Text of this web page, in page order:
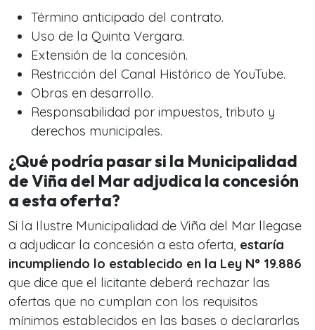
Término anticipado del contrato.
Uso de la Quinta Vergara.
Extensión de la concesión.
Restricción del Canal Histórico de YouTube.
Obras en desarrollo.
Responsabilidad por impuestos, tributo y
derechos municipales.
¿Qué podría pasar si la Municipalidad
de Viña del Mar adjudica la concesión
a esta oferta?
Si la Ilustre Municipalidad de Viña del Mar llegase
a adjudicar la concesión a esta oferta, estaría
incumpliendo lo establecido en la Ley N° 19.886
que dice que el licitante deberá rechazar las
ofertas que no cumplan con los requisitos
mínimos establecidos en las bases o declararlas